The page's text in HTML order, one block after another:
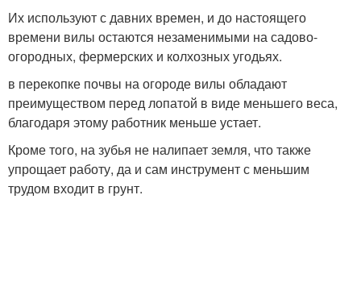
Их используют с давних времен, и до настоящего
времени вилы остаются незаменимыми на садово-
огородных, фермерских и колхозных угодьях.
в перекопке почвы на огороде вилы обладают
преимуществом перед лопатой в виде меньшего веса,
благодаря этому работник меньше устает.
Кроме того, на зубья не налипает земля, что также
упрощает работу, да и сам инструмент с меньшим
трудом входит в грунт.